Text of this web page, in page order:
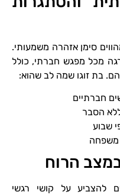
סימן אזהרה משמעותי.
מכל מפגש חברתי, כולל
בת זוגו שמה לב שהוא:
חברתיים
הסבר
שבוע
משפחה
להצביע על קושי רגשי